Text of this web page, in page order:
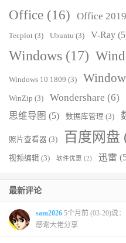
Office (16) Office 2019
Tecplot (3) Ubuntu (3) V-Ray
Windows (17)
Windows 10 1809 (3)
WinZip (3) Wondershare (6)
思维导图 (5) 数据库管理 (3)
照片查看器 (3) 百度网盘
视频编辑 (3) 软件优惠 (2) 迅雷
最新评论
sam2026 5个月前 (03-20)说：
感谢大佬分享